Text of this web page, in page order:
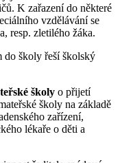
K zařazení do některé
vzdělávání se
resp. zletilého žáka.
do školy řeší školský
školy o přijetí
školy na základě
zařízení,
lékaře o děti a